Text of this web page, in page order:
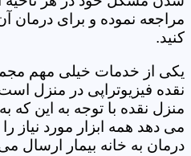
مراجعه نموده و برای درمان
کنید.
یکی از خدمات خیلی مهم
نقده فیزیوتراپی در منزل
منزل نقده با توجه به این که
می دهد همه ابزار مورد نیاز
درمان به خانه بیمار ارسال